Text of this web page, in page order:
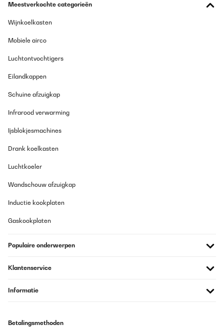
Meestverkochte categorieën
Wijnkoelkasten
Mobiele airco
Luchtontvochtigers
Eilandkappen
Schuine afzuigkap
Infrarood verwarming
Ijsblokjesmachines
Drank koelkasten
Luchtkoeler
Wandschouw afzuigkap
Inductie kookplaten
Gaskookplaten
Populaire onderwerpen
Klantenservice
Informatie
Betalingsmethoden